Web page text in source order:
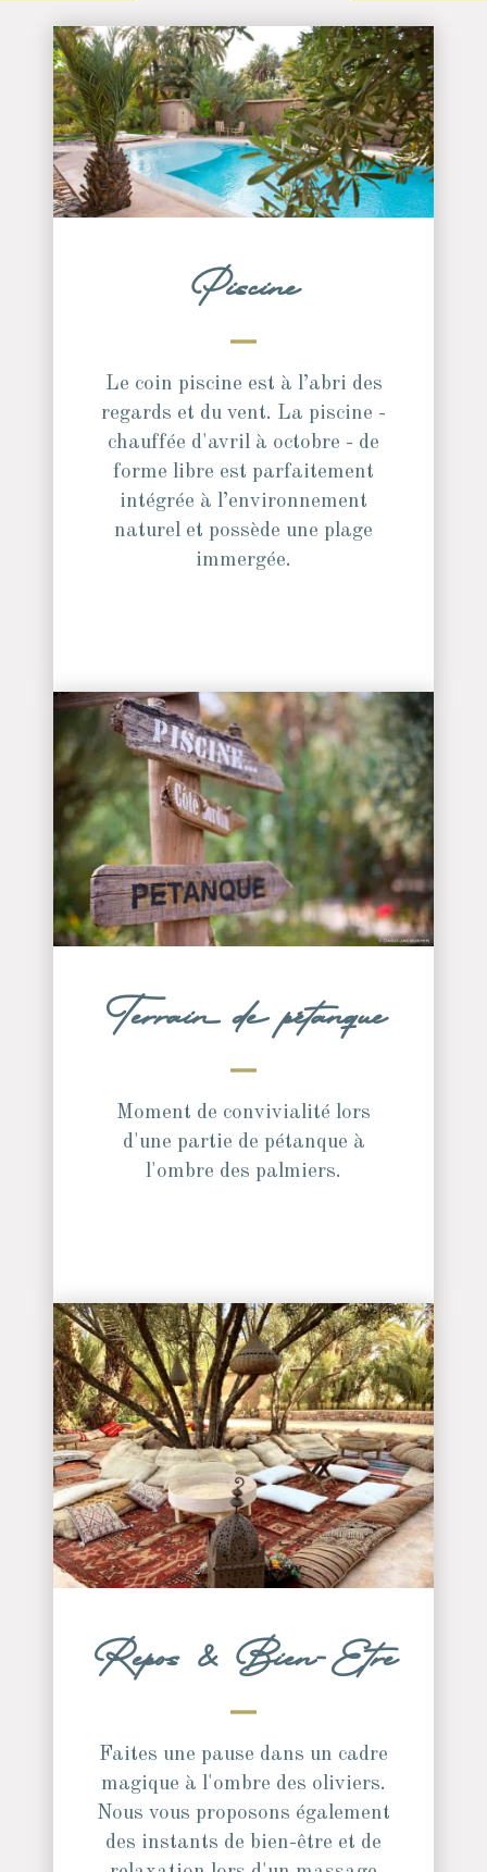
Piscine
Le coin piscine est à l’abri des
regards et du vent. La piscine -
chauffée d'avril à octobre - de
forme libre est parfaitement
intégrée à l’environnement
naturel et possède une plage
immergée.
Terrain de pétanque
Moment de convivialité lors
d'une partie de pétanque à
l'ombre des palmiers.
Repos & Bien-Etre
Faites une pause dans un cadre
magique à l'ombre des oliviers.
Nous vous proposons également
des instants de bien-être et de